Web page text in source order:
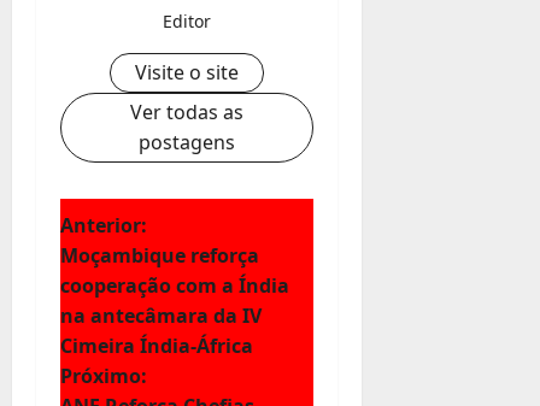
Editor
Visite o site
Ver todas as
postagens
N
a
v
e
Anterior:
Moçambique reforça
cooperação com a Índia
na antecâmara da IV
Cimeira Índia-África
Próximo: